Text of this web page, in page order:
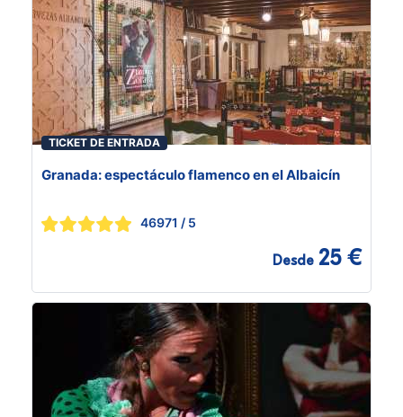
TICKET DE ENTRADA
Granada: espectáculo flamenco en el Albaicín
46971 / 5
Desde 25 €